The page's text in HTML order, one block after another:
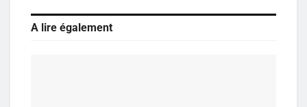
A lire également